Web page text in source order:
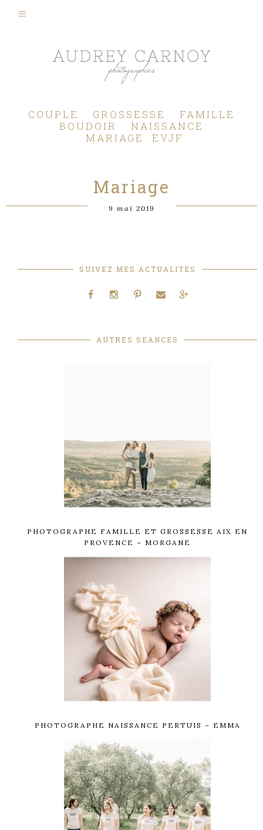
COUPLE GROSSESSE
FAMILLE
BOUDOIR
NAISSANCE
MARIAGE
EVJF
Mariage
9 mai 2019
SUIVEZ MES ACTUALITES
AUTRES SEANCES
PHOTOGRAPHE FAMILLE ET GROSSESSE AIX EN
PROVENCE – MORGANE
PHOTOGRAPHE NAISSANCE PERTUIS – EMMA